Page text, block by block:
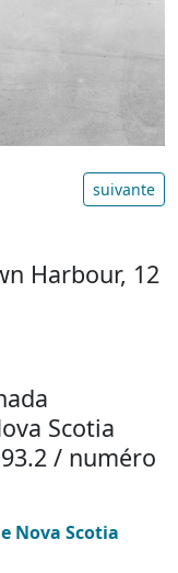
suivante
Harbour, 12
Scotia
/ numéro
Nova Scotia